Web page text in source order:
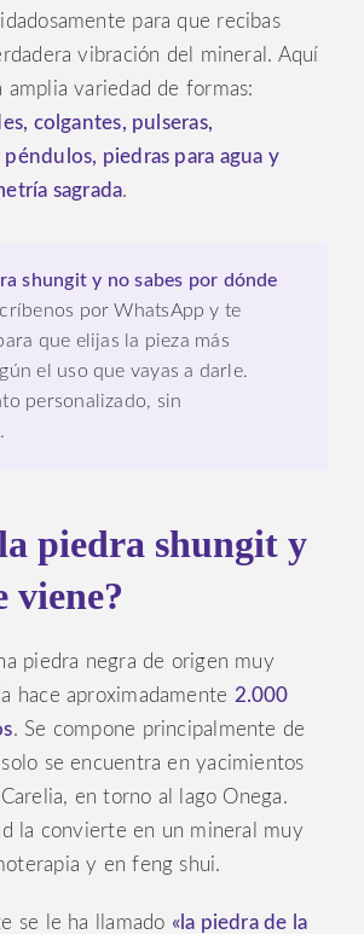
para que recibas
vibración del mineral. Aquí
amplia variedad de formas:
colgantes, pulseras,
piedras para agua y
sagrada.
shungit y no sabes por dónde
por WhatsApp y te
que elijas la pieza más
el uso que vayas a darle.
personalizado, sin
piedra shungit y
viene?
piedra negra de origen muy
hace aproximadamente 2.000
. Se compone principalmente de
se encuentra en yacimientos
en torno al lago Onega.
la convierte en un mineral muy
y en feng shui.
se le ha llamado «la piedra de la